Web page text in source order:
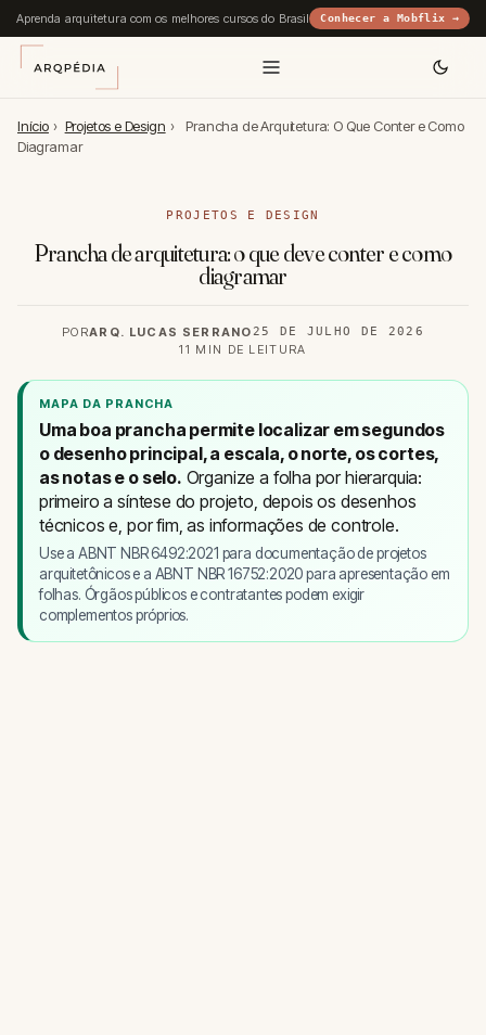
Aprenda arquitetura com os melhores cursos do Brasil Conhecer a Mobflix →
Início › Projetos e Design ›
Prancha de Arquitetura: O Que Conter e Como
Diagramar
PROJETOS E DESIGN
Prancha de arquitetura: o que deve conter e como
diagramar
PORARQ. LUCAS SERRANO25 DE JULHO DE 2026
11 MIN DE LEITURA
MAPA DA PRANCHA
Uma boa prancha permite localizar em segundos
o desenho principal, a escala, o norte, os cortes,
as notas e o selo. Organize a folha por hierarquia:
primeiro a síntese do projeto, depois os desenhos
técnicos e, por fim, as informações de controle.
Use a ABNT NBR 6492:2021 para documentação de projetos
arquitetônicos e a ABNT NBR 16752:2020 para apresentação em
folhas. Órgãos públicos e contratantes podem exigir
complementos próprios.